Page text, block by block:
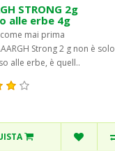
STRONG 2g
alle erbe 4g
mai prima
Strong 2 g non è solo
alle erbe, è quell..